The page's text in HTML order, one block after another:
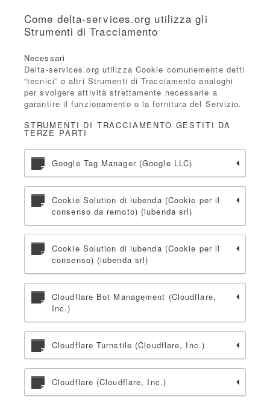
Come delta-services.org utilizza gli
Strumenti di Tracciamento
Necessari
Delta-services.org utilizza Cookie comunemente detti
“tecnici” o altri Strumenti di Tracciamento analoghi
per svolgere attività strettamente necessarie a
garantire il funzionamento o la fornitura del Servizio.
STRUMENTI DI TRACCIAMENTO GESTITI DA
TERZE PARTI
Google Tag Manager (Google LLC)
Cookie Solution di iubenda (Cookie per il
consenso da remoto) (iubenda srl)
Cookie Solution di iubenda (Cookie per il
consenso) (iubenda srl)
Cloudflare Bot Management (Cloudflare,
Inc.)
Cloudflare Turnstile (Cloudflare, Inc.)
Cloudflare (Cloudflare, Inc.)